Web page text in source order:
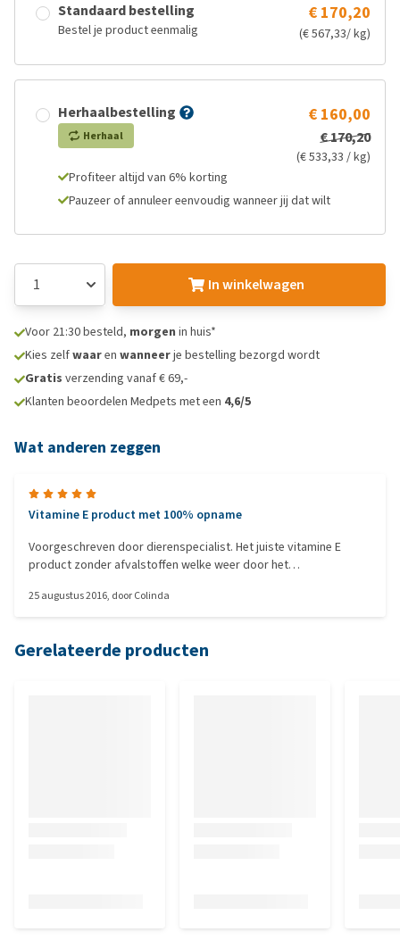
Standaard bestelling
Bestel je product eenmalig
€ 170,20
(€ 567,33/ kg)
Herhaalbestelling
Herhaal
€ 160,00
€ 170,20
(€ 533,33 / kg)
Profiteer altijd van 6% korting
Pauzeer of annuleer eenvoudig wanneer jij dat wilt
In winkelwagen
Voor 21:30 besteld, morgen in huis*
Kies zelfwaaren wanneerje bestelling bezorgd wordt
Gratis verzending vanaf € 69,-
Klanten beoordelen Medpets met een 4,6/5
Wat anderen zeggen
Vitamine E product met 100% opname
Voorgeschreven door dierenspecialist. Het juiste vitamine E
product zonder afvalstoffen welke weer door het
opname en sneller herstel.
25 augustus 2016, doorColinda
Gerelateerde producten